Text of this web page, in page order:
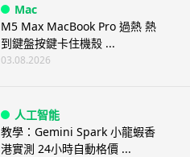
Mac
M5 Max MacBook Pro 過熱 熱
到鍵盤按鍵卡住機殼 ...
03.08.2026
人工智能
教學：Gemini Spark 小龍蝦香
港實測 24小時自動格價 ...